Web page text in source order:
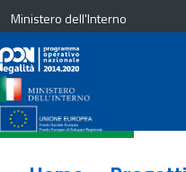
Ministero dell'Interno